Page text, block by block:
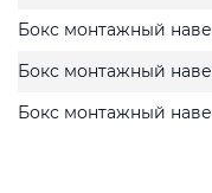
Бокс монтажный
Бокс монтажный
Бокс монтажный